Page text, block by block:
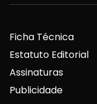
Ficha Técnica
Estatuto Editorial
Assinaturas
Publicidade